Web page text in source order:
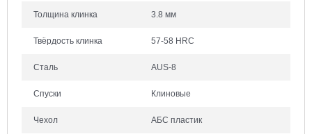
Толщина клинка 3.8 мм
Твёрдость клинка 57-58 HRC
Сталь AUS-8
Спуски Клиновые
Чехол АБС пластик